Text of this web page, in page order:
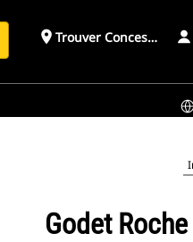
place Trouver
Godet